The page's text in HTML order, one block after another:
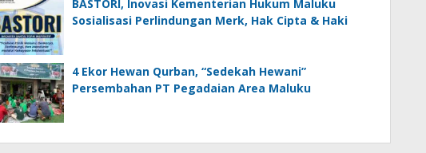
BASTORI, Inovasi Kementerian Hukum Maluku
Sosialisasi Perlindungan Merk, Hak Cipta & Haki
4 Ekor Hewan Qurban, “Sedekah Hewani”
Persembahan PT Pegadaian Area Maluku